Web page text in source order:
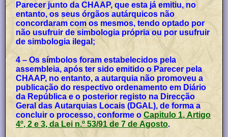
Parecer junto da CHAAP, que esta já emitiu, no
entanto, os seus órgãos autárquicos não
concordaram com os mesmos, tendo optado por
não usufruir de simbologia própria ou por usufruir
de simbologia ilegal;
4 – Os símbolos foram estabelecidos pela
assembleia, após ter sido emitido o Parecer pela
CHAAP, no entanto, a autarquia não promoveu a
publicação do respectivo ordenamento em Diário
da República e o posterior registo na Direcção
Geral das Autarquias Locais (DGAL), de forma a
concluir o processo, conforme oCapitulo 1, Artigo
4º, 2 e 3, da Lei n.º 53/91 de 7 de Agosto.